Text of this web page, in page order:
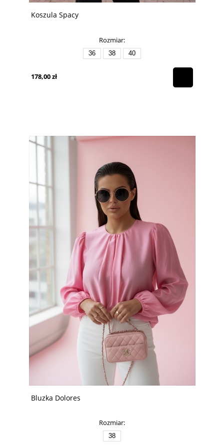
Koszula Spacy
Rozmiar:
36 38 40
178,00 zł
Bluzka Dolores
Rozmiar:
38